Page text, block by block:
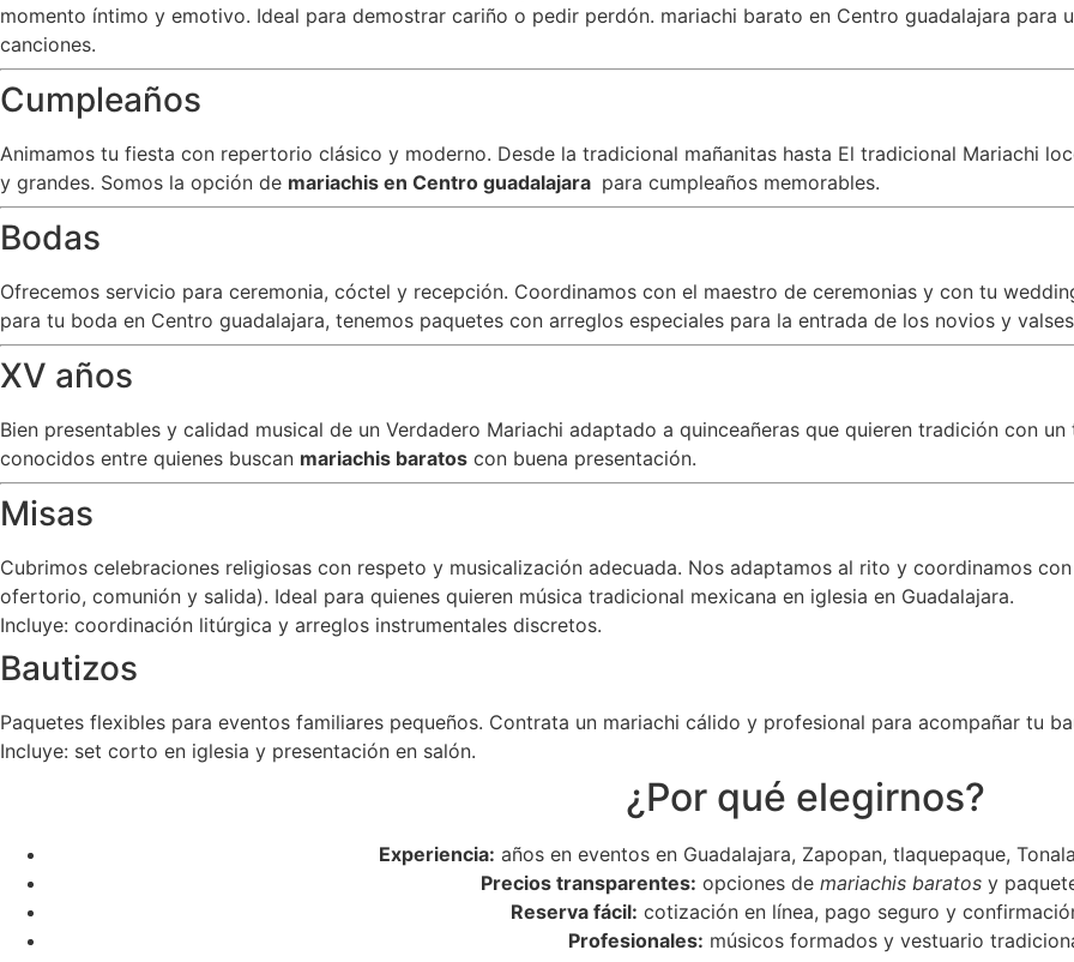
momento íntimo y emotivo. Ideal para demostrar cariño o pedir perdón. mariachi barato en Centro guadalajara para
canciones.
Cumpleaños
Animamos tu fiesta con repertorio clásico y moderno. Desde la tradicional mañanitas hasta El tradicional Mariachi
y grandes. Somos la opción de mariachis en Centro guadalajara para cumpleaños memorables.
Bodas
Ofrecemos servicio para ceremonia, cóctel y recepción. Coordinamos con el maestro de ceremonias y con tu
para tu boda en Centro guadalajara, tenemos paquetes con arreglos especiales para la entrada de los novios y
XV años
Bien presentables y calidad musical de un Verdadero Mariachi adaptado a quinceañeras que quieren tradición con
conocidos entre quienes buscan mariachis baratos con buena presentación.
Misas
Cubrimos celebraciones religiosas con respeto y musicalización adecuada. Nos adaptamos al rito y coordinamos
ofertorio, comunión y salida). Ideal para quienes quieren música tradicional mexicana en iglesia en Guadalajara.
Incluye: coordinación litúrgica y arreglos instrumentales discretos.
Bautizos
Paquetes flexibles para eventos familiares pequeños. Contrata un mariachi cálido y profesional para acompañar tu
Incluye: set corto en iglesia y presentación en salón.
¿Por qué elegirnos?
Experiencia: años en eventos en Guadalajara, Zapopan, tlaquepaque,
Precios transparentes: opciones de mariachis baratos y
Reserva fácil: cotización en línea, pago seguro y
Profesionales: músicos formados y vestuario